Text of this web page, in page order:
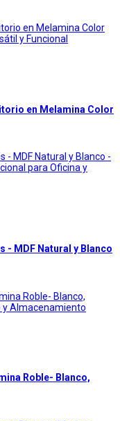
en Melamina Color
- MDF Natural y Blanco
Roble- Blanco,